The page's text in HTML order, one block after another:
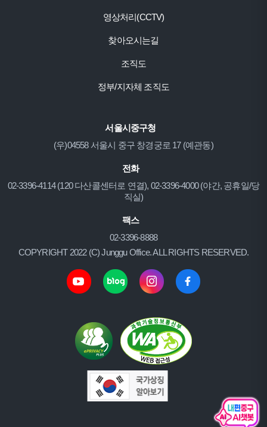
영상처리(CCTV)
찾아오시는길
조직도
정부/지자체 조직도
서울시중구청
(우)04558 서울시 중구 창경궁로 17 (예관동)
전화
02-3396-4114 (120 다산콜센터로 연결), 02-3396-4000 (야간, 공휴일/당
직실)
팩스
02-3396-8888
COPYRIGHT 2022 (C) Junggu Office. ALL RIGHTS RESERVED.